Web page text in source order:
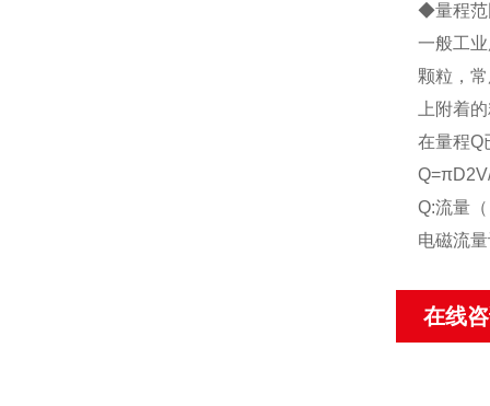
◆量程
一般工
颗粒，
上附着
在量程Q
Q:流量
电磁流
在线